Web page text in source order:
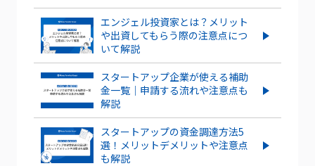
ストックオプション発行は株価にどう影
響する？株価の上昇・下落ケースを紹介
ストックオプションを新規に行使する
流れやタイミングを解説！
信託型ストックオプションとは？メリ
ット・デメリットを紹介
メリットとは？成功させるポイントも解
説
もっとみる
エンジェル投資家とは？メリット
や出資してもらう際の注意点につ
いて解説
スタートアップ企業が使える補助
金一覧｜申請する流れや注意点も
解説
スタートアップの資金調達方法5
選！メリットデメリットや注意点
も解説